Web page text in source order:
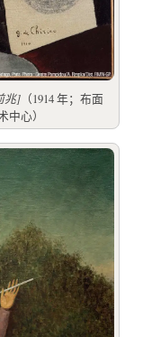
兆]（1914 年；布面
心）